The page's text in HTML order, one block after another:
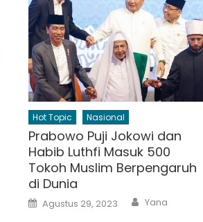
Hot Topic Nasional
Prabowo Puji Jokowi dan
Habib Luthfi Masuk 500
Tokoh Muslim Berpengaruh
di Dunia
Posted
on
Agustus 29, 2023 Author
Yana